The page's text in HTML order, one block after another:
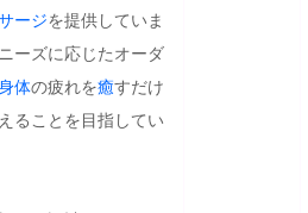
ージを提供していま
ーズに応じたオーダ
体の疲れを癒すだけ
ることを目指してい